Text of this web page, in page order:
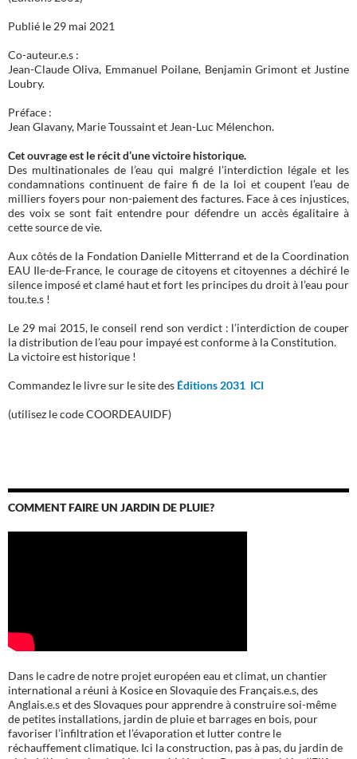
Publié le 29 mai 2021
Co-auteur.e.s :
Jean-Claude Oliva, Emmanuel Poilane, Benjamin Grimont et Justine
Loubry.
Préface :
Jean Glavany, Marie Toussaint et Jean-Luc Mélenchon.
Cet ouvrage est le récit d’une victoire historique.
Des multinationales de l’eau qui malgré l’interdiction légale et les
condamnations continuent de faire fi de la loi et coupent l’eau de
milliers foyers pour non-paiement des factures. Face à ces injustices,
des voix se sont fait entendre pour défendre un accès égalitaire à
cette source de vie.
Aux côtés de la Fondation Danielle Mitterrand et de la Coordination
EAU Ile-de-France, le courage de citoyens et citoyennes a déchiré le
silence imposé et clamé haut et fort les principes du droit à l’eau pour
tou.te.s !
Le 29 mai 2015, le conseil rend son verdict : l’interdiction de couper
la distribution de l’eau pour impayé est conforme à la Constitution.
La victoire est historique !
Commandez le livre sur le site des Éditions 2031 ICI
(utilisez le code COORDEAUIDF)
COMMENT FAIRE UN JARDIN DE PLUIE?
Dans le cadre de notre projet européen eau et climat, un chantier
international a réuni à Kosice en Slovaquie des Français.e.s, des
Anglais.e.s et des Slovaques pour apprendre à construire soi-même
de petites installations, jardin de pluie et barrages en bois, pour
favoriser l’infiltration et l’évaporation et lutter contre le
réchauffement climatique. Ici la construction, pas à pas, du jardin de